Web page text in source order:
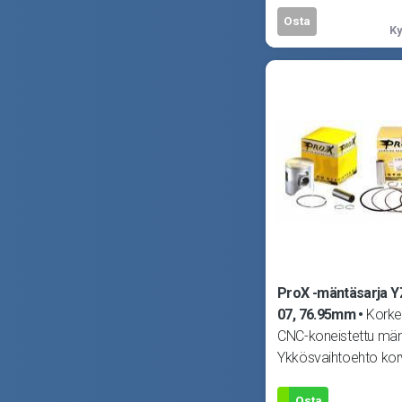
Osta
ProX -mäntäsarja
07, 76.95mm
CNC-koneistettu
Ykkösvaihtoehto